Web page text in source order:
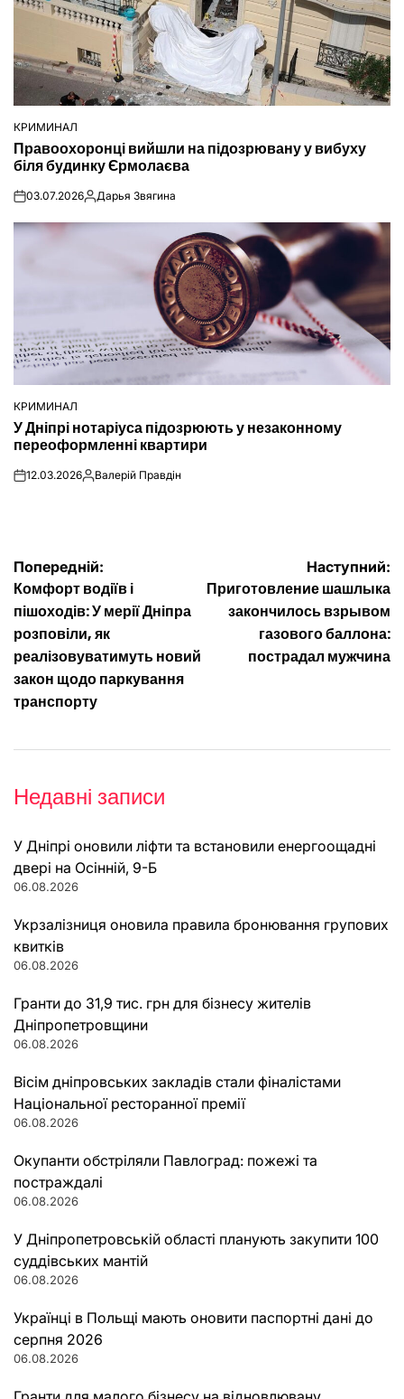
ОПУБЛІКУВАТИ
КРИМИНАЛ
Правоохоронці вийшли на підозрювану у вибуху
біля будинку Єрмолаєва
on03.07.2026Опубліковано
Дарья Звягина
ОПУБЛІКУВАТИ
У
КРИМИНАЛ
У Дніпрі нотаріуса підозрюють у незаконному
переоформленні квартири
on12.03.2026Опубліковано
Валерій Правдін
Навігація
записів
Попередній:
Комфорт водіїв і
пішоходів: У мерії Дніпра
розповіли, як
реалізовуватимуть новий
закон щодо паркування
транспорту
Наступний:
Приготовление шашлыка
закончилось взрывом
газового баллона:
пострадал мужчина
Недавні записи
У Дніпрі оновили ліфти та встановили енергоощадні
двері на Осінній, 9-Б
06.08.2026
Укрзалізниця оновила правила бронювання групових
квитків
06.08.2026
Гранти до 31,9 тис. грн для бізнесу жителів
Дніпропетровщини
06.08.2026
Вісім дніпровських закладів стали фіналістами
Національної ресторанної премії
06.08.2026
Окупанти обстріляли Павлоград: пожежі та
постраждалі
06.08.2026
У Дніпропетровській області планують закупити 100
суддівських мантій
06.08.2026
Українці в Польщі мають оновити паспортні дані до
серпня 2026
06.08.2026